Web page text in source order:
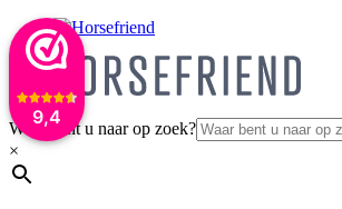
9,4
Waar bent u naar op zoek?
×